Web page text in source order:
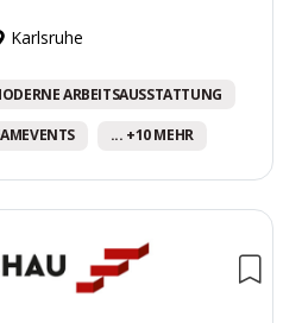
Karlsruhe
ARBEITSAUSSTATTUNG
... +10 MEHR